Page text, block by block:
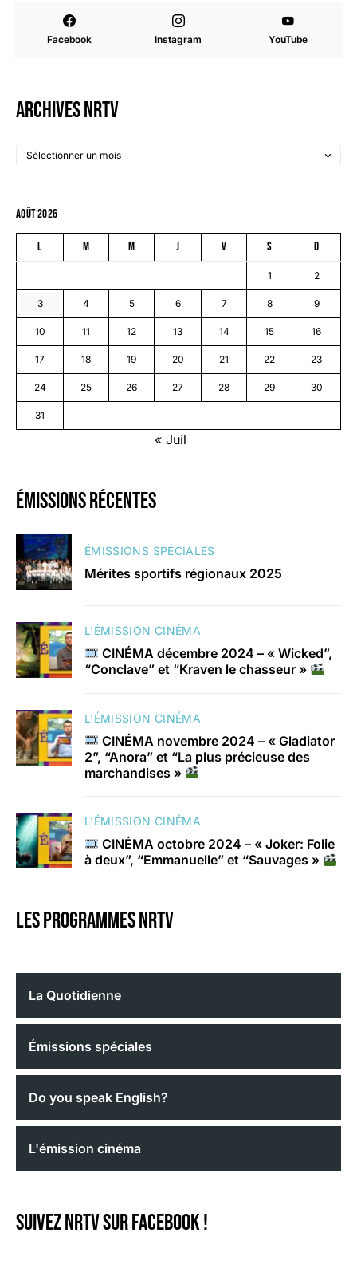
Facebook Instagram YouTube
Archives NRTV
août 2026
L M M J V S D
1 2
3 4 5 6 7 8 9
10 11 12 13 14 15 16
17 18 19 20 21 22 23
24 25 26 27 28 29 30
31
« Juil
émissions récentes
ÉMISSIONS SPÉCIALES
Mérites sportifs régionaux 2025
L'ÉMISSION CINÉMA
CINÉMA décembre 2024 – « Wicked”,
“Conclave” et “Kraven le chasseur »
L'ÉMISSION CINÉMA
CINÉMA novembre 2024 – « Gladiator
2”, “Anora” et “La plus précieuse des
marchandises »
L'ÉMISSION CINÉMA
CINÉMA octobre 2024 – « Joker: Folie
à deux”, “Emmanuelle” et “Sauvages »
Les programmes nrtv
La Quotidienne
Émissions spéciales
Do you speak English?
L'émission cinéma
Suivez NRTV sur Facebook !